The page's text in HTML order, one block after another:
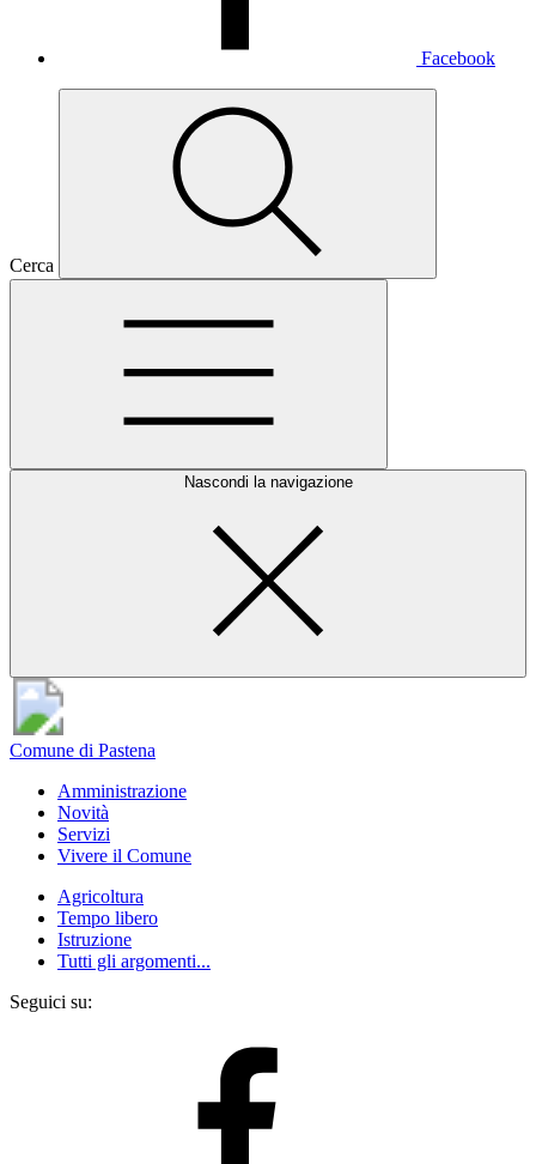
Facebook
Cerca
Nascondi la navigazione
Comune di Pastena
Amministrazione
Novità
Servizi
Vivere il Comune
Agricoltura
Tempo libero
Istruzione
Tutti gli argomenti...
Seguici su: